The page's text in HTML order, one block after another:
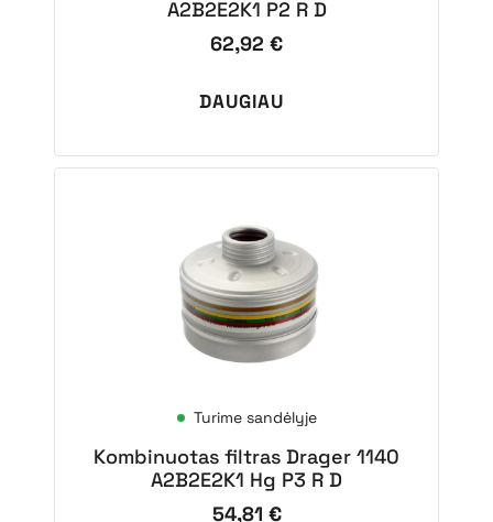
A2B2E2K1 P2 R D
62,92 €
DAUGIAU
Turime sandėlyje
Kombinuotas filtras Drager 1140
A2B2E2K1 Hg P3 R D
54,81 €